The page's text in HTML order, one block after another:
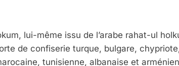
lui-même issu de l’arabe rahat-ul
de confiserie turque, bulgare,
tunisienne, albanaise et